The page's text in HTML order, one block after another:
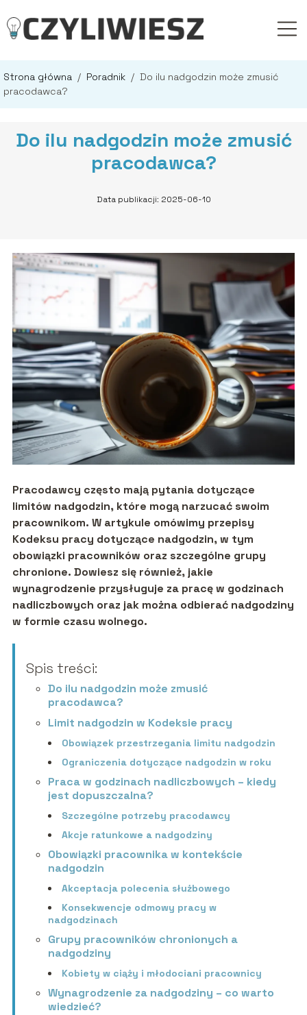
Strona główna / Poradnik / Do ilu nadgodzin może zmusić
pracodawca?
Do ilu nadgodzin może zmusić
pracodawca?
Data publikacji: 2025-06-10
Pracodawcy często mają pytania dotyczące
limitów nadgodzin, które mogą narzucać swoim
pracownikom. W artykule omówimy przepisy
Kodeksu pracy dotyczące nadgodzin, w tym
obowiązki pracowników oraz szczególne grupy
chronione. Dowiesz się również, jakie
wynagrodzenie przysługuje za pracę w godzinach
nadliczbowych oraz jak można odbierać nadgodziny
w formie czasu wolnego.
Spis treści:
Do ilu nadgodzin może zmusić
pracodawca?
Limit nadgodzin w Kodeksie pracy
Obowiązek przestrzegania limitu nadgodzin
Ograniczenia dotyczące nadgodzin w roku
Praca w godzinach nadliczbowych – kiedy
jest dopuszczalna?
Szczególne potrzeby pracodawcy
Akcje ratunkowe a nadgodziny
Obowiązki pracownika w kontekście
nadgodzin
Akceptacja polecenia służbowego
Konsekwencje odmowy pracy w
nadgodzinach
Grupy pracowników chronionych a
nadgodziny
Kobiety w ciąży i młodociani pracownicy
Wynagrodzenie za nadgodziny – co warto
wiedzieć?